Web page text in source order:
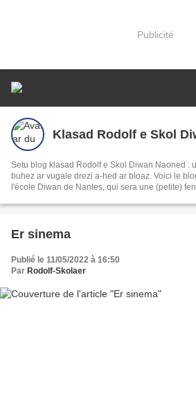
Publicité
Klasad Rodolf e Skol
Setu blog klasad Rodolf e Skol Diwan Naoned : ur
buhez ar vugale drezi a-hed ar bloaz. Voici le
l'école Diwan de Nantes, qui sera une (petite)
Er sinema
Publié le 11/05/2022 à 16:50
Par Rodolf-Skolaer